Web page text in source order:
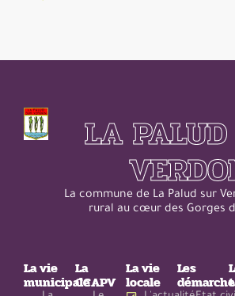
LA
La commune de La Palud sur
rural au cœur des Gorges
La vie
municipale
La
CCAPV
La vie
locale
Les